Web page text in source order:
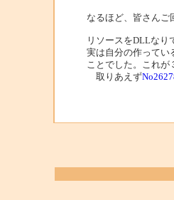
なるほど、皆さんご
リソースをDLLなり
実は自分の作ってい
ことでした。これ
取りあえず